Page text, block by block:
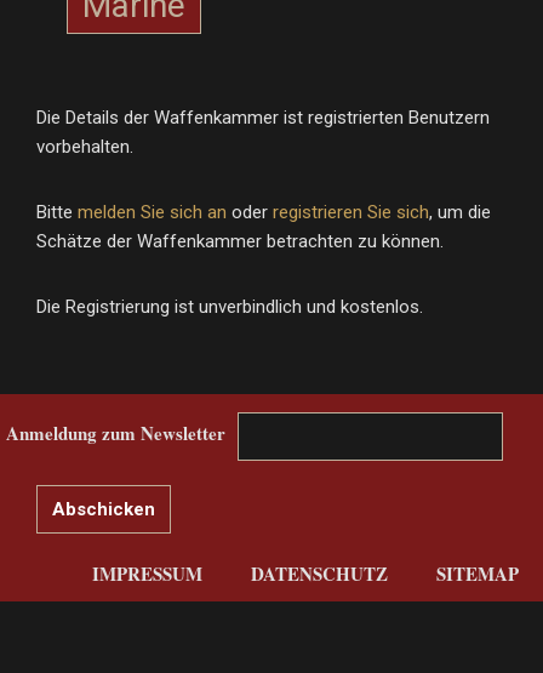
Die Details der Waffenkammer ist registrierten Benutzern
vorbehalten.
Bitte melden Sie sich an oder registrieren Sie sich, um die
Schätze der Waffenkammer betrachten zu können.
Die Registrierung ist unverbindlich und kostenlos.
Anmeldung zum Newsletter
IMPRESSUM DATENSCHUTZ SITEMAP